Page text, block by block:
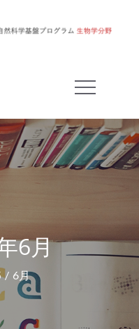
理
学
部
学
コ
ー
ス
6月
6月